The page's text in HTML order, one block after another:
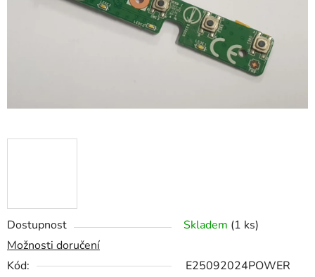
Dostupnost Skladem (1 ks)
Možnosti doručení
Kód:
E25092024POWER